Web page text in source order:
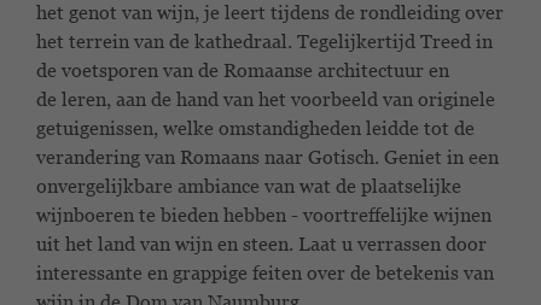
het genot van wijn, je leert tijdens de rondleiding over
het terrein van de kathedraal. Tegelijkertijd Treed in
de voetsporen van de Romaanse architectuur en
de leren, aan de hand van het voorbeeld van originele
getuigenissen, welke omstandigheden leidde tot de
verandering van Romaans naar Gotisch. Geniet in een
onvergelijkbare ambiance van wat de plaatselijke
wijnboeren te bieden hebben - voortreffelijke wijnen
uit het land van wijn en steen. Laat u verrassen door
interessante en grappige feiten over de betekenis van